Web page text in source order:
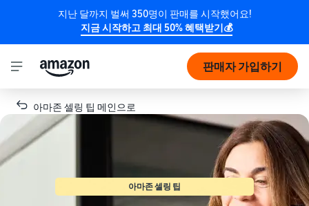
지난 달까지 벌써 350명이 판매를 시작했어요!
지금 시작하고 최대 50% 혜택받기💰
판매자 가입하기
아마존 셀링 팁 메인으로
아마존 셀링 팁